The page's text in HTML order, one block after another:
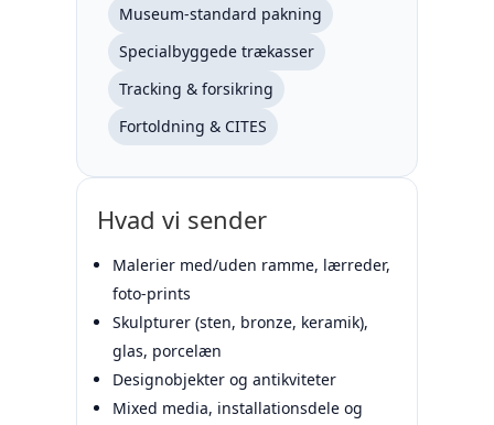
Museum-standard pakning
Specialbyggede trækasser
Tracking & forsikring
Fortoldning & CITES
Hvad vi sender
Malerier med/uden ramme, lærreder,
foto-prints
Skulpturer (sten, bronze, keramik),
glas, porcelæn
Designobjekter og antikviteter
Mixed media, installationsdele og